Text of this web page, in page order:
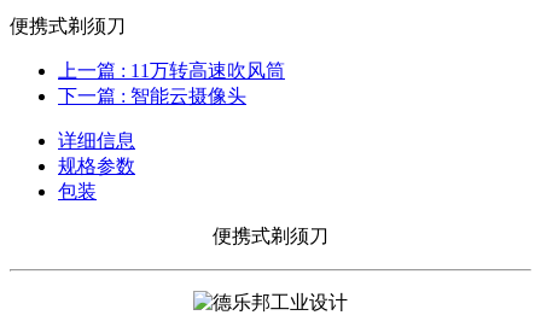
便携式剃须刀
上一篇 : 11万转高速吹风筒
下一篇 : 智能云摄像头
详细信息
规格参数
包装
便携式剃须刀